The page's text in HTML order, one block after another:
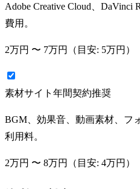
Adobe Creative Cloud、DaVinci
費用。
2万円 〜 7万円 （目安: 5万円 ）
素材サイト年間契約推奨
BGM、効果音、動画素材、フ
利用料。
2万円 〜 8万円 （目安: 4万円 ）